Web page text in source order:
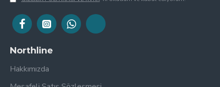
Northline
Hakkımızda